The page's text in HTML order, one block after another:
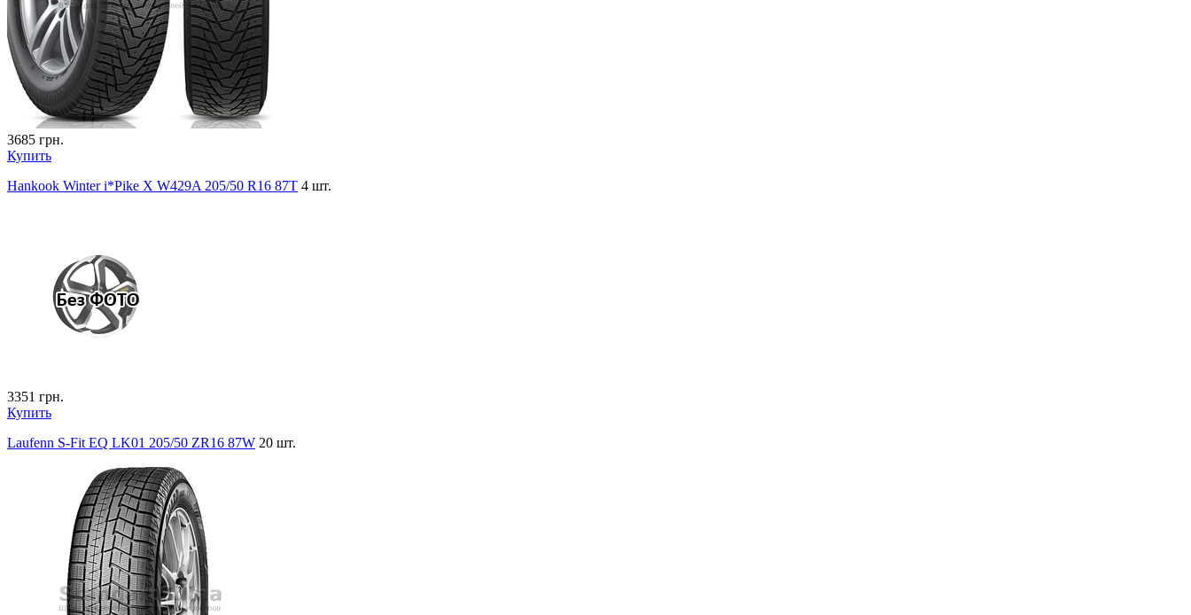
3685 грн.
Купить
Hankook Winter i*Pike X W429A 205/50 R16 87T 4 шт.
3351 грн.
Купить
Laufenn S-Fit EQ LK01 205/50 ZR16 87W 20 шт.